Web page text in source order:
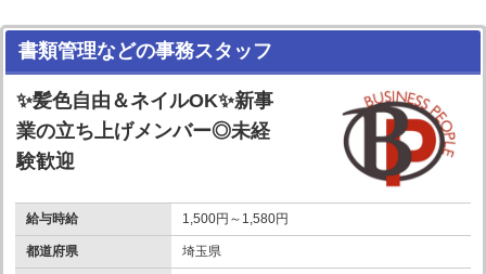
書類管理などの事務スタッフ
✨髪色自由＆ネイルOK✨新事
業の立ち上げメンバー◎未経
験歓迎
給与時給 1,500円～1,580円
都道府県 埼玉県